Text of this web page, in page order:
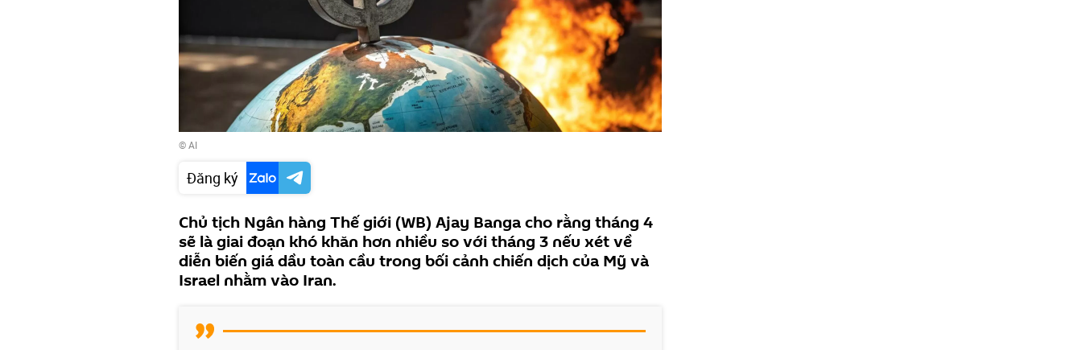
© AI
Đăng ký
Chủ tịch Ngân hàng Thế giới (WB) Ajay Banga cho rằng tháng 4
sẽ là giai đoạn khó khăn hơn nhiều so với tháng 3 nếu xét về
diễn biến giá dầu toàn cầu trong bối cảnh chiến dịch của Mỹ và
Israel nhằm vào Iran.